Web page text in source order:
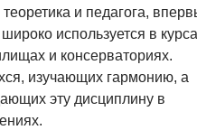
и педагога,
используется в
и консерваториях.
изучающих гармонию, а
эту дисциплину в